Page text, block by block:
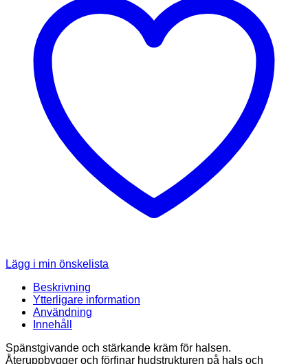
Lägg i min önskelista
Beskrivning
Ytterligare information
Användning
Innehåll
Spänstgivande och stärkande kräm för halsen.
Återuppbygger och förfinar hudstrukturen på hals och